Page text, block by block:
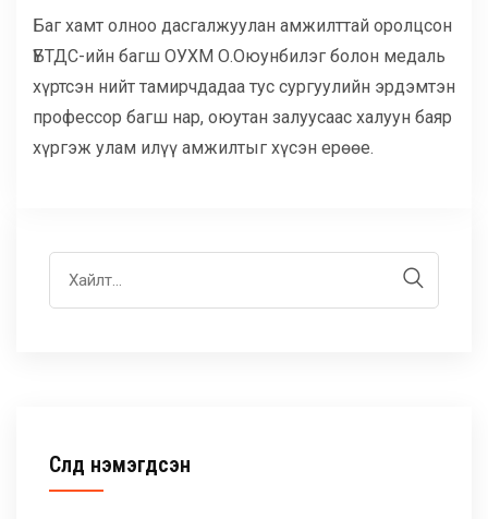
Сүүлд нэмэгдсэн
Баг хамт олноо дасгалжуулан амжилттай оролцсон
ҮБТДС-ийн багш ОУХМ О.Оюунбилэг болон медаль
хүртсэн нийт тамирчдадаа тус сургуулийн эрдэмтэн
профессор багш нар, оюутан залуусаас халуун баяр
хүргэж улам илүү амжилтыг хүсэн ерөөе.